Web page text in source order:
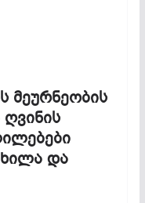
მეურნეობის
ღვინის
და